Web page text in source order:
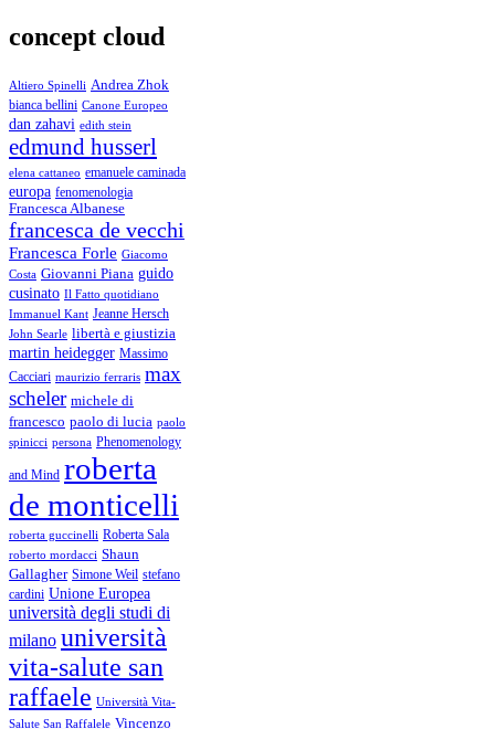
concept cloud
Altiero Spinelli Andrea Zhok
bianca bellini Canone Europeo
dan zahavi edith stein
edmund husserl
elena cattaneo emanuele caminada
europa fenomenologia
Francesca Albanese
francesca de vecchi
Francesca Forle Giacomo
Costa Giovanni Piana guido
cusinato Il Fatto quotidiano
Immanuel Kant Jeanne Hersch
John Searle libertà e giustizia
martin heidegger Massimo
Cacciari maurizio ferraris max
scheler michele di
francesco paolo di lucia paolo
spinicci persona Phenomenology
and Mind roberta
de monticelli
roberta guccinelli Roberta Sala
roberto mordacci Shaun
Gallagher Simone Weil stefano
cardini Unione Europea
università degli studi di
milano università
vita-salute san
raffaele Università Vita-
Salute San Raffalele Vincenzo